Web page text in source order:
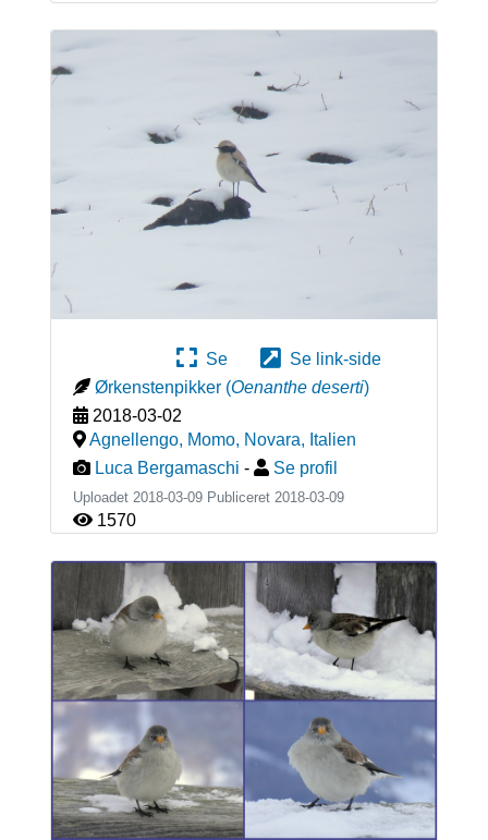
Se
Se link-side
Ørkenstenpikker (Oenanthe deserti)
2018-03-02
Agnellengo, Momo, Novara, Italien
Luca Bergamaschi - Se profil
Uploadet 2018-03-09 Publiceret 2018-03-09
1570